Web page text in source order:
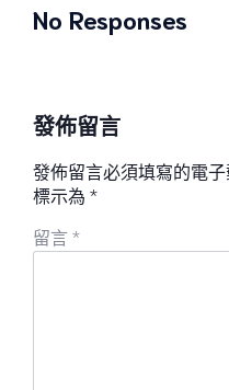
No Responses
發佈留言
發佈留言必須填寫的電
標示為 *
留言 *